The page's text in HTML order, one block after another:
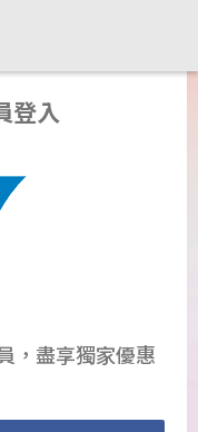
登入
，盡享獨家優惠